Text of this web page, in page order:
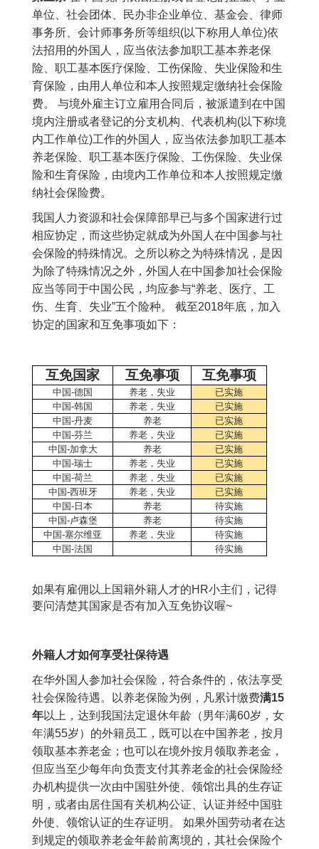
单位、社会团体、民办非企业单位、基金会、律师
事务所、会计师事务所等组织(以下称用人单位)依
法招用的外国人，应当依法参加职工基本养老保
险、职工基本医疗保险、工伤保险、失业保险和生
育保险，由用人单位和本人按照规定缴纳社会保险
费。 与境外雇主订立雇用合同后，被派遣到在中国
境内注册或者登记的分支机构、代表机构(以下称境
内工作单位)工作的外国人，应当依法参加职工基本
养老保险、职工基本医疗保险、工伤保险、失业保
险和生育保险，由境内工作单位和本人按照规定缴
纳社会保险费。
我国人力资源和社会保障部早已与多个国家进行过
相应协定，而这些协定就成为外国人在中国参与社
会保险的特殊情况。之所以称之为特殊情况，是因
为除了特殊情况之外，外国人在中国参加社会保险
应当等同于中国公民，均应参与“养老、医疗、工
伤、生育、失业”五个险种。 截至2018年底，加入
协定的国家和互免事项如下：
互免国家 互免事项 互免事项
中国-德国 养老，失业
已实施
中国-韩国 养老，失业
已实施
中国-丹麦 养老
已实施
中国-芬兰 养老，失业
已实施
中国-加拿大 养老
已实施
中国-瑞士 养老，失业
已实施
中国-荷兰 养老，失业
已实施
中国-西班牙 养老，失业
已实施
中国- 日本 养老
待实施
中国-卢森堡 养老
待实施
中国-塞尔维亚 养老，失业
待实施
中国-法国 待实施
如果有雇佣以上国籍外籍人才的HR小主们，记得
要问清楚其国家是否有加入互免协议喔~
外籍人才如何享受社保待遇
在华外国人参加社会保险，符合条件的，依法享受
社会保险待遇。以养老保险为例，凡累计缴费满15
年以上，达到我国法定退休年龄（男年满60岁，女
年满55岁）的外籍员工，既可以在中国养老，按月
领取基本养老金；也可以在境外按月领取养老金，
但应当至少每年向负责支付其养老金的社会保险经
办机构提供一次由中国驻外使、领馆出具的生存证
明，或者由居住国有关机构公证、认证并经中国驻
外使、领馆认证的生存证明。 如果外国劳动者在达
到规定的领取养老金年龄前离境的，其社会保险个